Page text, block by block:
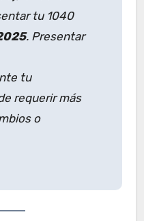
tu 1040
. Presentar
tu
requerir más
o